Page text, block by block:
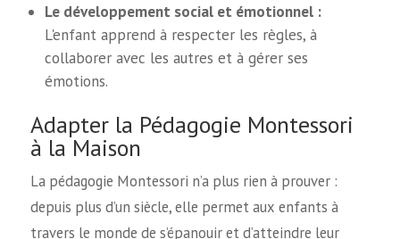
Le développement social et émotionnel :
L'enfant apprend à respecter les règles, à
collaborer avec les autres et à gérer ses
émotions.
Adapter la Pédagogie Montessori
à la Maison
La pédagogie Montessori n’a plus rien à prouver :
depuis plus d’un siècle, elle permet aux enfants à
travers le monde de s’épanouir et d’atteindre leur